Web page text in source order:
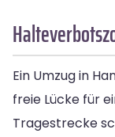
Ein Umzug in
freie Lücke für
Tragestrecke